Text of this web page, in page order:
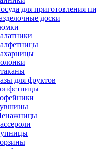
для приготовления
доски
для фруктов